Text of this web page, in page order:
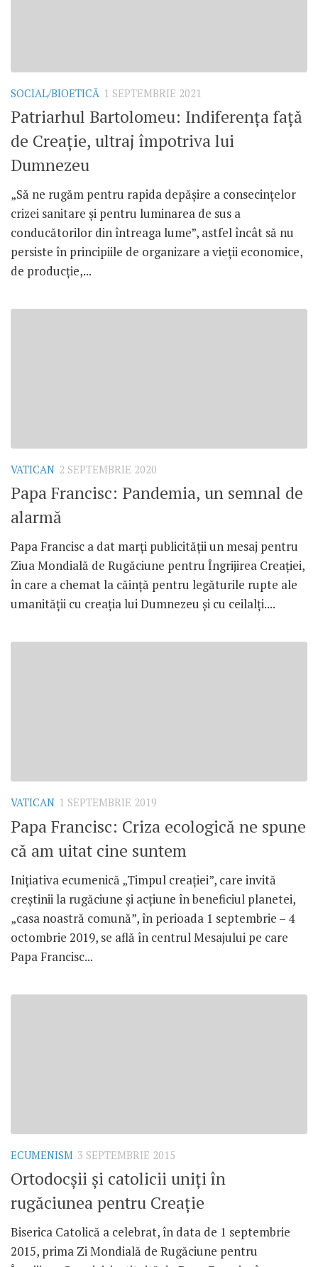
SOCIAL/BIOETICĂ 1 SEPTEMBRIE 2021
Patriarhul Bartolomeu: Indiferența față
de Creație, ultraj împotriva lui
Dumnezeu
„Să ne rugăm pentru rapida depășire a consecințelor
crizei sanitare și pentru luminarea de sus a
conducătorilor din întreaga lume”, astfel încât să nu
persiste în principiile de organizare a vieții economice,
de producție,...
VATICAN 2 SEPTEMBRIE 2020
Papa Francisc: Pandemia, un semnal de
alarmă
Papa Francisc a dat marți publicității un mesaj pentru
Ziua Mondială de Rugăciune pentru Îngrijirea Creației,
în care a chemat la căință pentru legăturile rupte ale
umanității cu creația lui Dumnezeu și cu ceilalți....
VATICAN 1 SEPTEMBRIE 2019
Papa Francisc: Criza ecologică ne spune
că am uitat cine suntem
Inițiativa ecumenică „Timpul creației”, care invită
creștinii la rugăciune și acțiune în beneficiul planetei,
„casa noastră comună”, în perioada 1 septembrie – 4
octombrie 2019, se află în centrul Mesajului pe care
Papa Francisc...
ECUMENISM 3 SEPTEMBRIE 2015
Ortodocșii și catolicii uniți în
rugăciunea pentru Creație
Biserica Catolică a celebrat, în data de 1 septembrie
2015, prima Zi Mondială de Rugăciune pentru